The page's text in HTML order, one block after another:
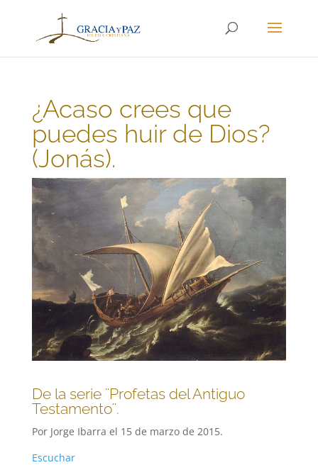
¿Acaso crees que
puedes huir de Dios?
(Jonás).
De la serie ¨Profetas del Antiguo
Testamento¨.
Por Jorge Ibarra el 15 de marzo de 2015.
Escuchar